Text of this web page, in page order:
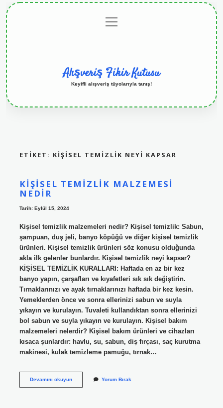
menüyü
aç
Alışveriş Fikir Kutusu
Keyifli alışveriş tüyolarıyla tanış!
ETIKET: KIŞISEL TEMIZLIK NEYI KAPSAR
KIŞISEL TEMIZLIK MALZEMESI
NEDIR
Tarih: Eylül 15, 2024
Kişisel temizlik malzemeleri nedir? Kişisel temizlik: Sabun,
şampuan, duş jeli, banyo köpüğü ve diğer kişisel temizlik
ürünleri. Kişisel temizlik ürünleri söz konusu olduğunda
akla ilk gelenler bunlardır. Kişisel temizlik neyi kapsar?
KİŞİSEL TEMİZLİK KURALLARI: Haftada en az bir kez
banyo yapın, çarşafları ve kıyafetleri sık sık değiştirin.
Tırnaklarınızı ve ayak tırnaklarınızı haftada bir kez kesin.
Yemeklerden önce ve sonra ellerinizi sabun ve suyla
yıkayın ve kurulayın. Tuvaleti kullandıktan sonra ellerinizi
bol sabun ve suyla yıkayın ve kurulayın. Kişisel bakım
malzemeleri nelerdir? Kişisel bakım ürünleri ve cihazları
kısaca şunlardır: havlu, su, sabun, diş fırçası, saç kurutma
makinesi, kulak temizleme pamuğu, tırnak…
Devamını okuyunKişisel
Yorum Bırak